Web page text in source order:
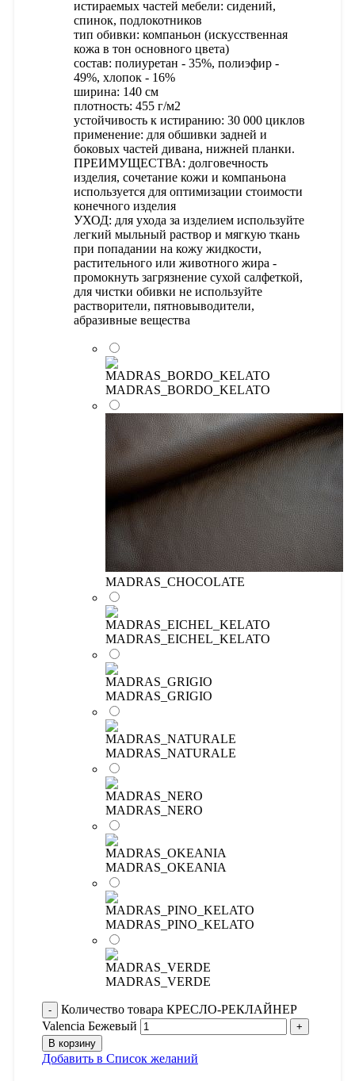
истираемых частей мебели: сидений,
спинок, подлокотников
тип обивки: компаньон (искусственная
кожа в тон основного цвета)
состав: полиуретан - 35%, полиэфир -
49%, хлопок - 16%
ширина: 140 см
плотность: 455 г/м2
устойчивость к истиранию: 30 000 циклов
применение: для обшивки задней и
боковых частей дивана, нижней планки.
ПРЕИМУЩЕСТВА: долговечность
изделия, сочетание кожи и компаньона
используется для оптимизации стоимости
конечного изделия
УХОД: для ухода за изделием используйте
легкий мыльный раствор и мягкую ткань
при попадании на кожу жидкости,
растительного или животного жира -
промокнуть загрязнение сухой салфеткой,
для чистки обивки не используйте
растворители, пятновыводители,
абразивные вещества
MADRAS_BORDO_KELATO
MADRAS_CHOCOLATE
MADRAS_EICHEL_KELATO
MADRAS_GRIGIO
MADRAS_NATURALE
MADRAS_NERO
MADRAS_OKEANIA
MADRAS_PINO_KELATO
MADRAS_VERDE
Количество товара КРЕСЛО-РЕКЛАЙНЕР
Valencia Бежевый
В корзину
Добавить в Список желаний